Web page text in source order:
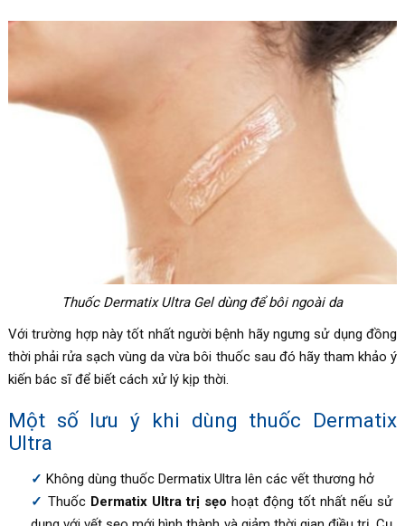
Thuốc Dermatix Ultra Gel dùng để bôi ngoài da
Với trường hợp này tốt nhất người bệnh hãy ngưng sử dụng đồng
thời phải rửa sạch vùng da vừa bôi thuốc sau đó hãy tham khảo ý
kiến bác sĩ để biết cách xử lý kịp thời.
Một số lưu ý khi dùng thuốc Dermatix
Ultra
Không dùng thuốc Dermatix Ultra lên các vết thương hở
Thuốc Dermatix Ultra trị sẹo hoạt động tốt nhất nếu sử